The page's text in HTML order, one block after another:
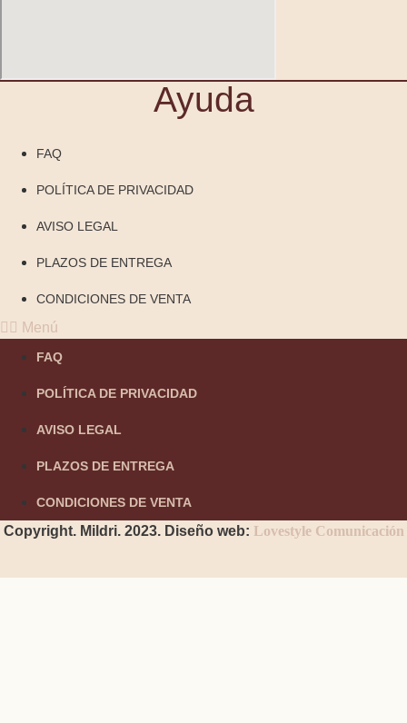
Ayuda
FAQ
POLÍTICA DE PRIVACIDAD
AVISO LEGAL
PLAZOS DE ENTREGA
CONDICIONES DE VENTA
Menú
FAQ
POLÍTICA DE PRIVACIDAD
AVISO LEGAL
PLAZOS DE ENTREGA
CONDICIONES DE VENTA
Copyright. Mildri. 2023. Diseño web: Lovestyle Comunicación